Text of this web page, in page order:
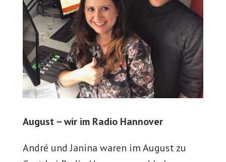
August – wir im Radio Hannover
André und Janina waren im August zu